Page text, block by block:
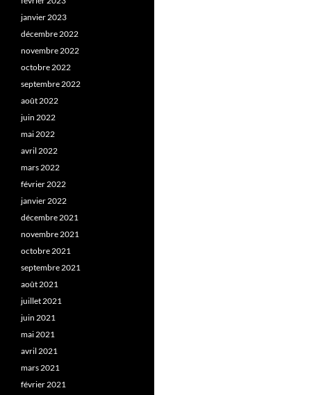
janvier 2023
décembre 2022
novembre 2022
octobre 2022
septembre 2022
août 2022
juin 2022
mai 2022
avril 2022
mars 2022
février 2022
janvier 2022
décembre 2021
novembre 2021
octobre 2021
septembre 2021
août 2021
juillet 2021
juin 2021
mai 2021
avril 2021
mars 2021
février 2021